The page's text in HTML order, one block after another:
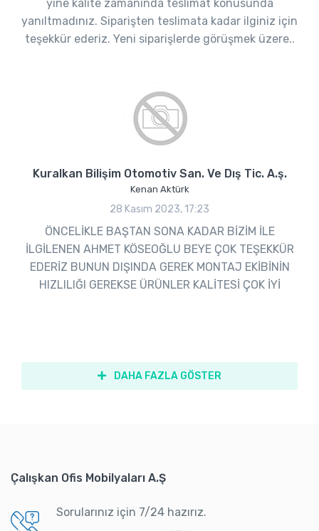
yine kalite zamanında teslimat konusunda
yanıltmadınız. Siparişten teslimata kadar ilginiz için
teşekkür ederiz. Yeni siparişlerde görüşmek üzere..
Kuralkan Bilişim Otomotiv San. Ve Dış Tic. A.ş.
Kenan Aktürk
28 Kasım 2023, 17:23
ÖNCELİKLE BAŞTAN SONA KADAR BİZİM İLE
İLGİLENEN AHMET KÖSEOĞLU BEYE ÇOK TEŞEKKÜR
EDERİZ BUNUN DIŞINDA GEREK MONTAJ EKİBİNİN
HIZLILIĞI GEREKSE ÜRÜNLER KALİTESİ ÇOK İYİ
DAHA FAZLA GÖSTER
Çalışkan Ofis Mobilyaları A.Ş
Sorularınız için 7/24 hazırız.